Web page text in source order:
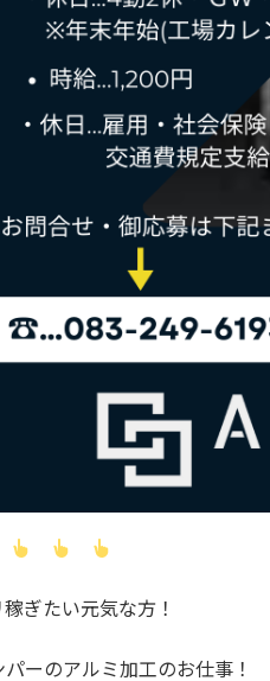
ぎたい元気な方！
ーのアルミ加工のお仕事！